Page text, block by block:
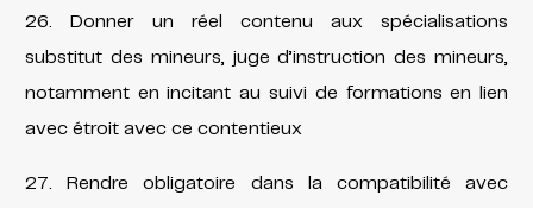
26. Donner un réel contenu aux spécialisations
substitut des mineurs, juge d’instruction des mineurs,
notamment en incitant au suivi de formations en lien
avec étroit avec ce contentieux
27. Rendre obligatoire dans la compatibilité avec